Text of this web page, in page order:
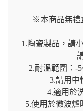
※本商品無禮
1.陶瓷製品，請
2.耐溫範圍：-
3.請用中
4.適用於
5.使用於微波